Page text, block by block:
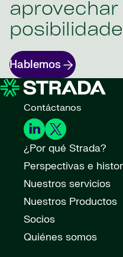
aprovechar
Hablemos
Contáctanos
¿Por qué Strada?
Perspectivas e
Nuestros servicios
Nuestros Productos
Socios
Quiénes somos